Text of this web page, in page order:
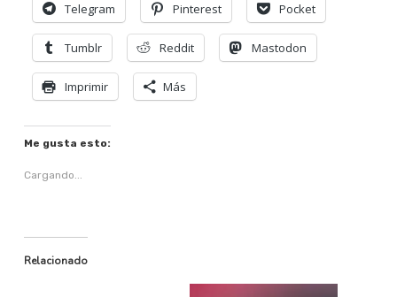
Telegram Pinterest Pocket
Tumblr Reddit Mastodon
Imprimir Más
Me gusta esto:
Cargando...
Relacionado